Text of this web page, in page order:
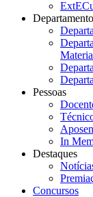
Pessoas
In
Destaques
Concursos